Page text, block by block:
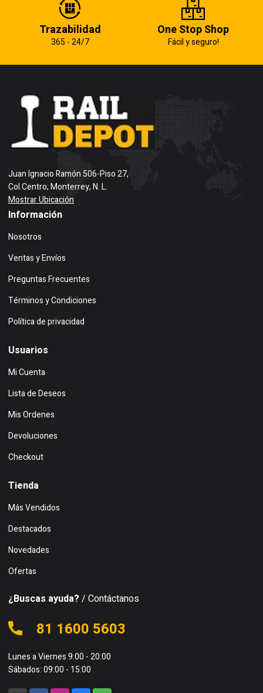
Trazabilidad
365 - 24/7
One Stop Shop
Fácil y seguro!
Juan Ignacio Ramón 506-Piso 27,
Col.Centro; Monterrey, N. L.
Mostrar Ubicación
Información
Nosotros
Ventas y Envíos
Preguntas Frecuentes
Términos y Condiciones
Política de privacidad
Usuarios
Mi Cuenta
Lista de Deseos
Mis Ordenes
Devoluciones
Checkout
Tienda
Más Vendidos
Destacados
Novedades
Ofertas
¿Buscas ayuda? / Contáctanos
81 1600 5603
Lunes a Viernes 9:00 - 20:00
Sábados: 09:00 - 15:00